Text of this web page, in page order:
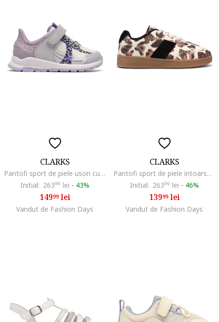
CLARKS
Pantofi sport de piele usori cu sireturi elastice Selva Line, Lila/Ametist/Liliac prafuit
Initial: 26399 lei - 43%
14999lei
Vandut de Fashion Days
CLARKS
Pantofi sport de piele intoarsa Cypress, Alb fildes/Maro
Initial: 26399 lei - 46%
13999lei
Vandut de Fashion Days